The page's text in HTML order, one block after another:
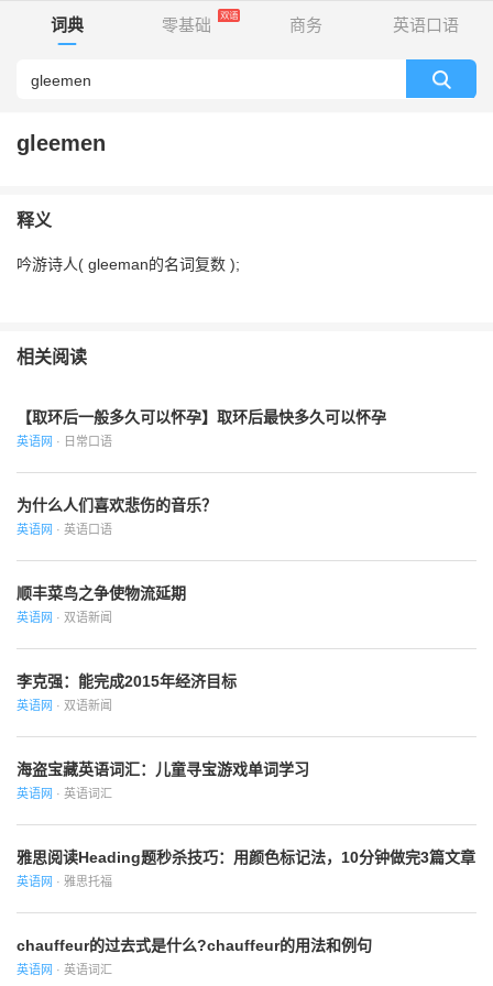
词典 零基础 商务 英语口语
gleemen
释义
吟游诗人( gleeman的名词复数 );
相关阅读
【取环后一般多久可以怀孕】取环后最快多久可以怀孕
英语网 · 日常口语
为什么人们喜欢悲伤的音乐？
英语网 · 英语口语
顺丰菜鸟之争使物流延期
英语网 · 双语新闻
李克强：能完成2015年经济目标
英语网 · 双语新闻
海盗宝藏英语词汇：儿童寻宝游戏单词学习
英语网 · 英语词汇
雅思阅读Heading题秒杀技巧：用颜色标记法，10分钟做完3篇文章
英语网 · 雅思托福
chauffeur的过去式是什么?chauffeur的用法和例句
英语网 · 英语词汇